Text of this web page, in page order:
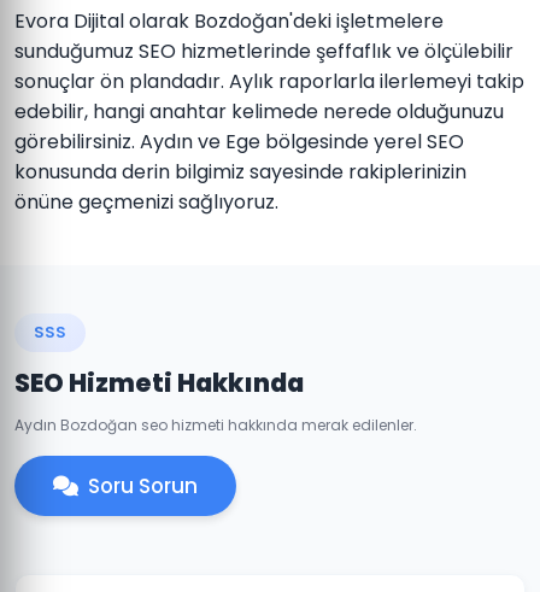
Evora Dijital olarak Bozdoğan'deki işletmelere
sunduğumuz SEO hizmetlerinde şeffaflık ve ölçülebilir
sonuçlar ön plandadır. Aylık raporlarla ilerlemeyi takip
edebilir, hangi anahtar kelimede nerede olduğunuzu
görebilirsiniz. Aydın ve Ege bölgesinde yerel SEO
konusunda derin bilgimiz sayesinde rakiplerinizin
önüne geçmenizi sağlıyoruz.
SSS
SEO Hizmeti Hakkında
Aydın Bozdoğan seo hizmeti hakkında merak edilenler.
Soru Sorun